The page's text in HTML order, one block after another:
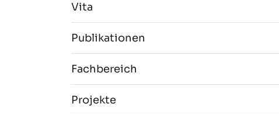
Vita
Publikationen
Fachbereich
Projekte